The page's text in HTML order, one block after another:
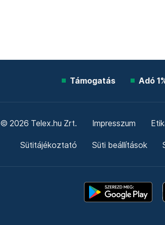
Támogatás Adó
© 2026 Telex.hu Zrt. Impresszum
Sütitájékoztató Süti beállítások